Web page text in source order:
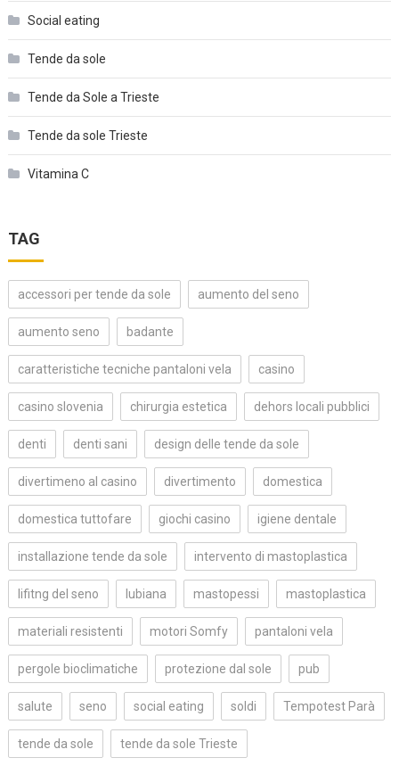
Social eating
Tende da sole
Tende da Sole a Trieste
Tende da sole Trieste
Vitamina C
TAG
accessori per tende da sole aumento del seno
aumento seno badante
caratteristiche tecniche pantaloni vela casino
casino slovenia chirurgia estetica dehors locali pubblici
denti denti sani design delle tende da sole
divertimeno al casino divertimento domestica
domestica tuttofare giochi casino igiene dentale
installazione tende da sole intervento di mastoplastica
lifitng del seno lubiana mastopessi mastoplastica
materiali resistenti motori Somfy pantaloni vela
pergole bioclimatiche protezione dal sole pub
salute seno social eating soldi Tempotest Parà
tende da sole tende da sole Trieste